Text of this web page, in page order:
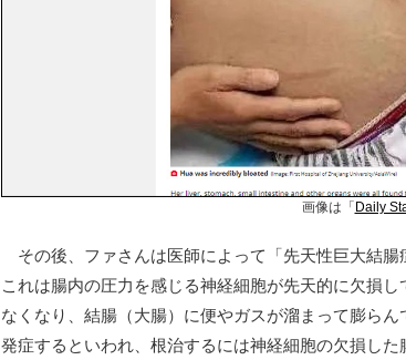
画像は「Daily
その後、ファさんは医師によって「先天性巨大結腸
これは腸内の圧力を感じる神経細胞が先天的に欠損
なくなり、結腸（大腸）に便やガスが溜まって膨ら
発症するといわれ、根治するには神経細胞の欠損した